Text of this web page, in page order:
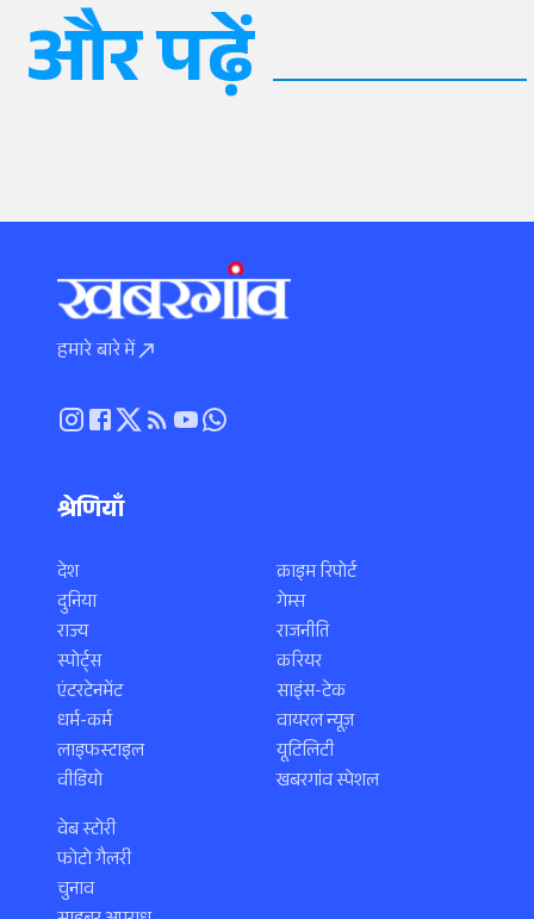
और पढ़ें
हमारे बारे में
श्रेणियाँ
देश
दुनिया
राज्य
स्पोर्ट्स
एंटरटेनमेंट
धर्म-कर्म
लाइफस्टाइल
वीडियो
क्राइम रिपोर्ट
गेम्स
राजनीति
करियर
साइंस-टेक
वायरल न्यूज़
यूटिलिटी
खबरगांव स्पेशल
वेब स्टोरी
फोटो गैलरी
चुनाव